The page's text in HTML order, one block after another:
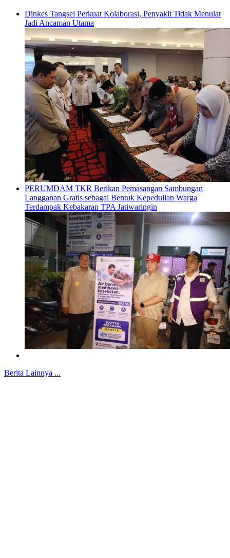
Dinkes Tangsel Perkuat Kolaborasi, Penyakit Tidak Menular
Jadi Ancaman Utama
PERUMDAM TKR Berikan Pemasangan Sambungan
Langganan Gratis sebagai Bentuk Kepedulian Warga
Terdampak Kebakaran TPA Jatiwaringin
Berita Lainnya ...